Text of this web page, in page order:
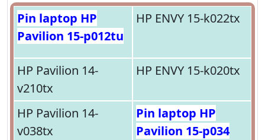
Pin laptop HP
Pavilion 15-p012tu
HP ENVY 15-k022tx
HP Pavilion 14-
v210tx
HP ENVY 15-k020tx
HP Pavilion 14-
v038tx
Pin laptop HP
Pavilion 15-p034